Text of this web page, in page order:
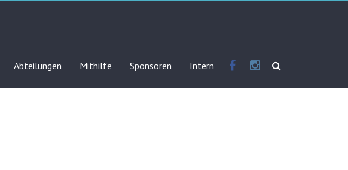
Abteilungen Mithilfe Sponsoren Intern